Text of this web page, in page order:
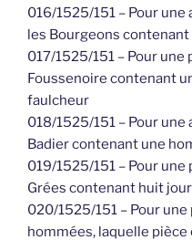
016/1525/151 – Pour
les Bourgeons
017/1525/151 – Pour
Foussenoire contenant
faulcheur
018/1525/151 – Pour
Badier contenant une
019/1525/151 – Pour
Grées contenant huit
020/1525/151 – Pour
hommées, laquelle pièce